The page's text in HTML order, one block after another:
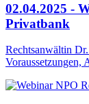
02.04.2025 -
Privatbank
Rechtsanwältin
Voraussetzungen,